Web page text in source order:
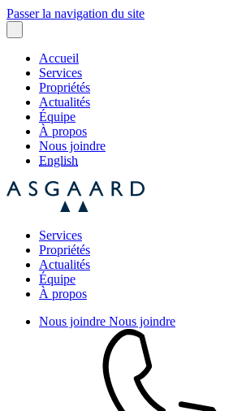
Passer la navigation du site
Accueil
Services
Propriétés
Actualités
Équipe
À propos
Nous joindre
English
Services
Propriétés
Actualités
Équipe
À propos
Nous joindre Nous joindre